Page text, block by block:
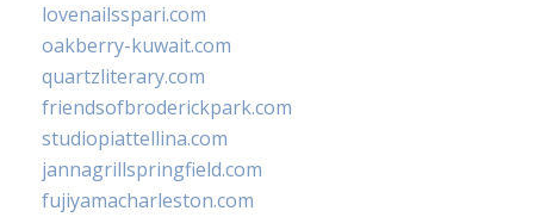
lovenailsspari.com
oakberry-kuwait.com
quartzliterary.com
friendsofbroderickpark.com
studiopiattellina.com
jannagrillspringfield.com
fujiyamacharleston.com